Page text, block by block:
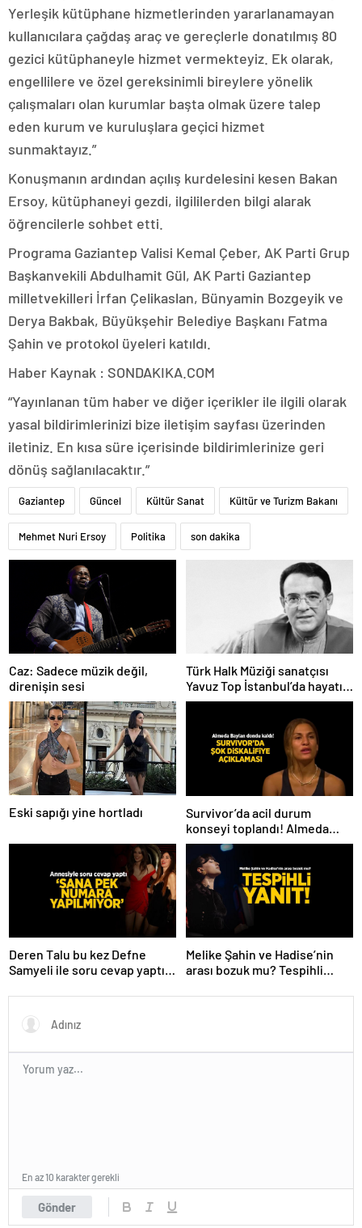
Yerleşik kütüphane hizmetlerinden yararlanamayan
kullanıcılara çağdaş araç ve gereçlerle donatılmış 80
gezici kütüphaneyle hizmet vermekteyiz. Ek olarak,
engellilere ve özel gereksinimli bireylere yönelik
çalışmaları olan kurumlar başta olmak üzere talep
eden kurum ve kuruluşlara geçici hizmet
sunmaktayız.”
Konuşmanın ardından açılış kurdelesini kesen Bakan
Ersoy, kütüphaneyi gezdi, ilgililerden bilgi alarak
öğrencilerle sohbet etti.
Programa Gaziantep Valisi Kemal Çeber, AK Parti Grup
Başkanvekili Abdulhamit Gül, AK Parti Gaziantep
milletvekilleri İrfan Çelikaslan, Bünyamin Bozgeyik ve
Derya Bakbak, Büyükşehir Belediye Başkanı Fatma
Şahin ve protokol üyeleri katıldı.
Haber Kaynak : SONDAKIKA.COM
“Yayınlanan tüm haber ve diğer içerikler ile ilgili olarak
yasal bildirimlerinizi bize iletişim sayfası üzerinden
iletiniz. En kısa süre içerisinde bildirimlerinize geri
dönüş sağlanılacaktır.”
Gaziantep Güncel Kültür Sanat Kültür ve Turizm Bakanı
Mehmet Nuri Ersoy Politika son dakika
Caz: Sadece müzik değil,
direnişin sesi
Türk Halk Müziği sanatçısı
Yavuz Top İstanbul’da hayatını
kaybetti
Eski sapığı yine hortladı
Survivor’da acil durum
konseyi toplandı! Almeda
Baylan diskalifiye mi oldu?
Deren Talu bu kez Defne
Samyeli ile soru cevap yaptı!
Melike Şahin ve Hadise’nin
arası bozuk mu? Tespihli
Gönder
En az 10 karakter gerekli